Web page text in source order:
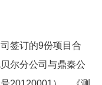
签订的9份项目合
尔分公司与鼎秦公